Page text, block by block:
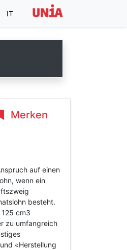
IT
Merken
auf einen
wenn ein
besteht.
cm3
zu umfangreich
«Herstellung